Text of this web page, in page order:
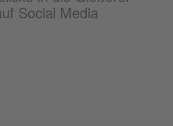
Social Media